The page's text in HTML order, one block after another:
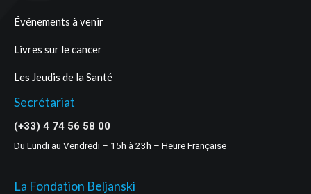
Événements à venir
Livres sur le cancer
Les Jeudis de la Santé
Secrétariat
(+33) 4 74 56 58 00
Du Lundi au Vendredi – 15h à 23h – Heure Française
La Fondation Beljanski